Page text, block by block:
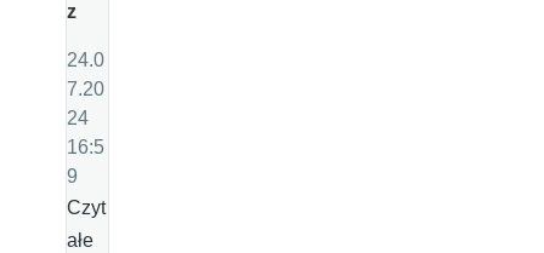
z
24.0
7.20
24
16:5
9
Czyt
ałe